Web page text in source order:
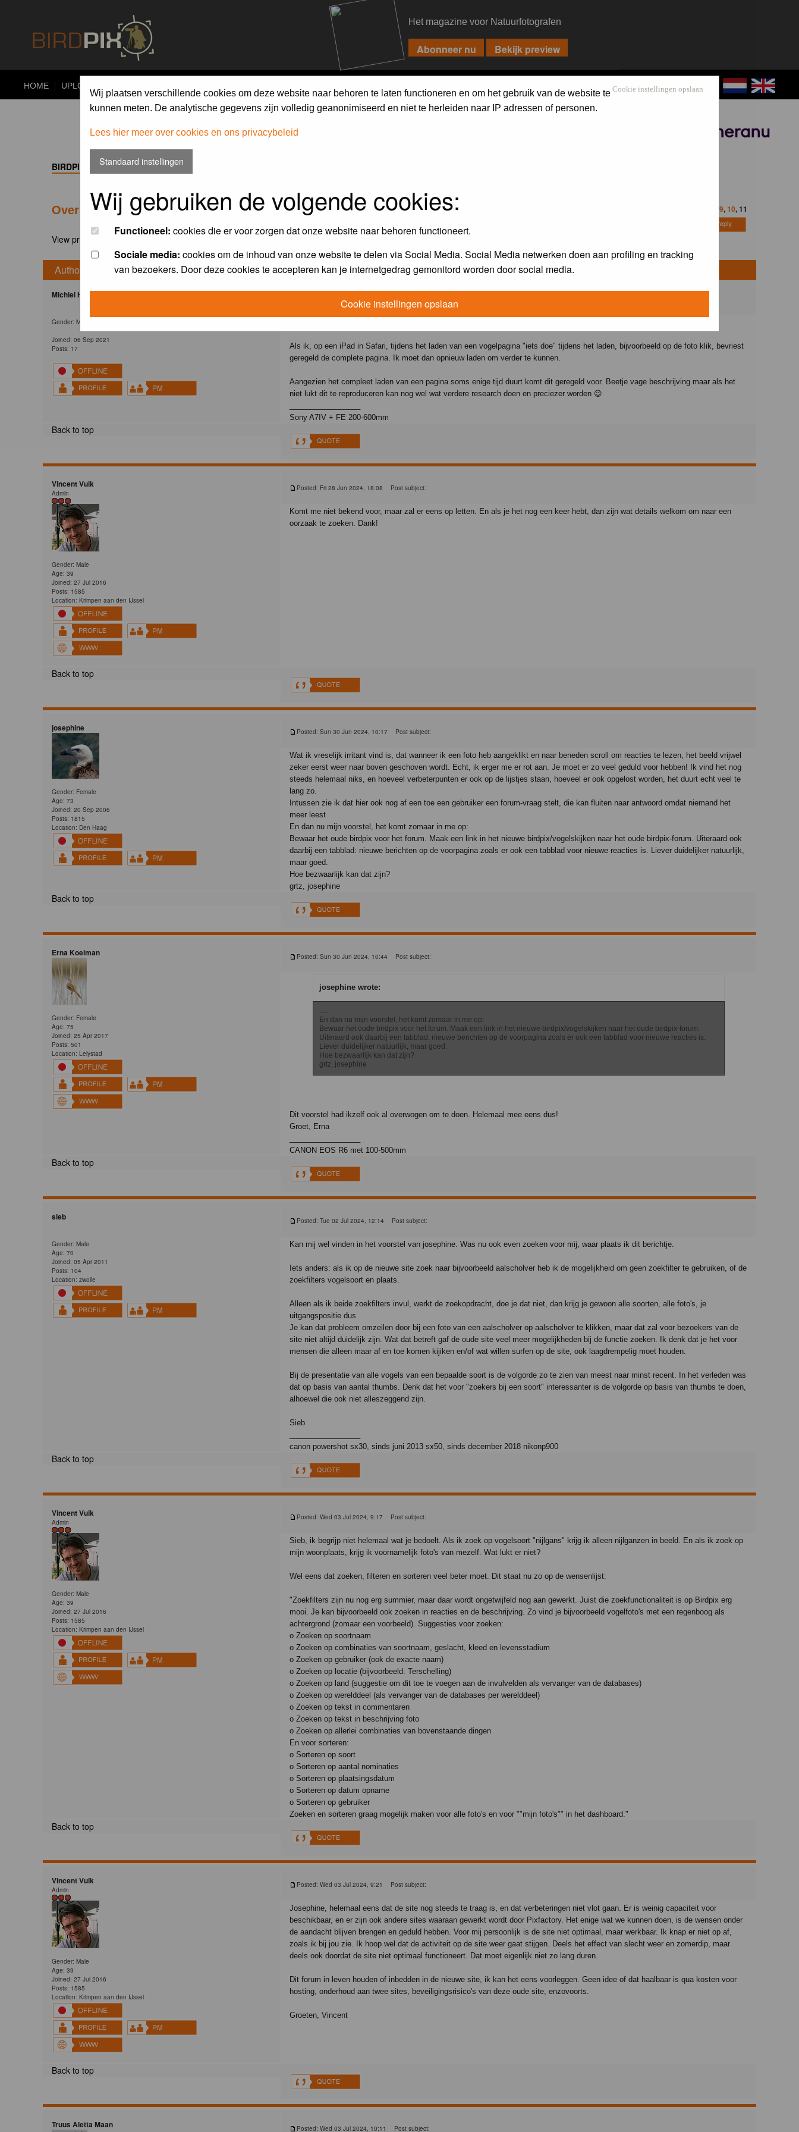
Het magazine voor Natuurfotografen
HOME UPLOAD Cookie instellingen opslaan
Wij plaatsen verschillende cookies om deze website naar behoren te laten functioneren en om het gebruik van de website te
kunnen meten. De analytische gegevens zijn volledig geanonimiseerd en niet te herleiden naar IP adressen of personen.
Lees hier meer over cookies en ons privacybeleid
Standaard instellingen
Wij gebruiken de volgende cookies:
Functioneel: cookies die er voor zorgen dat onze website naar behoren functioneert.
Sociale media: cookies om de inhoud van onze website te delen via Social Media. Social Media netwerken doen aan profiling en tracking
van bezoekers. Door deze cookies te accepteren kan je internetgedrag gemonitord worden door social media.
Cookie instellingen opslaan
BIRDPIX.NL FORUM INDEX->NIEUWS
Overstap naar het nieuwe Birdpix 9,10,11
View previous topic
Author Message
Michiel H.
Gender: Male
Joined: 06 Sep 2021
Posts: 17
Posted: Fri 28 Jun 2024, 16:57 Post subject:
Als ik, op een iPad in Safari, tijdens het laden van een vogelpagina "iets doe" tijdens het laden, bijvoorbeeld op de foto klik, bevriest
geregeld de complete pagina. Ik moet dan opnieuw laden om verder te kunnen.
Aangezien het compleet laden van een pagina soms enige tijd duurt komt dit geregeld voor. Beetje vage beschrijving maar als het
niet lukt dit te reproduceren kan nog wel wat verdere research doen en preciezer worden 😉
Sony A7IV + FE 200-600mm
Back to top
Vincent Vuik
Admin
Gender: Male
Age: 39
Joined: 27 Jul 2016
Posts: 1585
Location: Krimpen aan den IJssel
Posted: Fri 28 Jun 2024, 18:08 Post subject:
Komt me niet bekend voor, maar zal er eens op letten. En als je het nog een keer hebt, dan zijn wat details welkom om naar een
oorzaak te zoeken. Dank!
Back to top
josephine
Gender: Female
Age: 73
Joined: 20 Sep 2006
Posts: 1815
Location: Den Haag
Posted: Sun 30 Jun 2024, 10:17 Post subject:
Wat ik vreselijk irritant vind is, dat wanneer ik een foto heb aangeklikt en naar beneden scroll om reacties te lezen, het beeld vrijwel
zeker eerst weer naar boven geschoven wordt. Echt, ik erger me er rot aan. Je moet er zo veel geduld voor hebben! Ik vind het nog
steeds helemaal niks, en hoeveel verbeterpunten er ook op de lijstjes staan, hoeveel er ook opgelost worden, het duurt echt veel te
lang zo.
Intussen zie ik dat hier ook nog af een toe een gebruiker een forum-vraag stelt, die kan fluiten naar antwoord omdat niemand het
meer leest
En dan nu mijn voorstel, het komt zomaar in me op:
Bewaar het oude birdpix voor het forum. Maak een link in het nieuwe birdpix/vogelskijken naar het oude birdpix-forum. Uiteraard ook
daarbij een tabblad: nieuwe berichten op de voorpagina zoals er ook een tabblad voor nieuwe reacties is. Liever duidelijker natuurlijk,
maar goed.
Hoe bezwaarlijk kan dat zijn?
grtz, josephine
Back to top
Erna Koelman
Gender: Female
Age: 75
Joined: 25 Apr 2017
Posts: 501
Location: Lelystad
Posted: Sun 30 Jun 2024, 10:44 Post subject:
josephine wrote:
.....
En dan nu mijn voorstel, het komt zomaar in me op:
Bewaar het oude birdpix voor het forum. Maak een link in het nieuwe birdpix/vogelskijken naar het oude birdpix-forum.
Uiteraard ook daarbij een tabblad: nieuwe berichten op de voorpagina zoals er ook een tabblad voor nieuwe reacties is.
Liever duidelijker natuurlijk, maar goed.
Hoe bezwaarlijk kan dat zijn?
grtz, josephine
Dit voorstel had ikzelf ook al overwogen om te doen. Helemaal mee eens dus!
Groet, Erna
CANON EOS R6 met 100-500mm
Back to top
sieb
Gender: Male
Age: 70
Joined: 05 Apr 2011
Posts: 104
Location: zwolle
Posted: Tue 02 Jul 2024, 12:14 Post subject:
Kan mij wel vinden in het voorstel van josephine. Was nu ook even zoeken voor mij, waar plaats ik dit berichtje.
Iets anders: als ik op de nieuwe site zoek naar bijvoorbeeld aalscholver heb ik de mogelijkheid om geen zoekfilter te gebruiken, of de
zoekfilters vogelsoort en plaats.
Alleen als ik beide zoekfilters invul, werkt de zoekopdracht, doe je dat niet, dan krijg je gewoon alle soorten, alle foto's, je
uitgangspositie dus
Je kan dat probleem omzeilen door bij een foto van een aalscholver op aalscholver te klikken, maar dat zal voor bezoekers van de
site niet altijd duidelijk zijn. Wat dat betreft gaf de oude site veel meer mogelijkheden bij de functie zoeken. Ik denk dat je het voor
mensen die alleen maar af en toe komen kijiken en/of wat willen surfen op de site, ook laagdrempelig moet houden.
Bij de presentatie van alle vogels van een bepaalde soort is de volgorde zo te zien van meest naar minst recent. In het verleden was
dat op basis van aantal thumbs. Denk dat het voor "zoekers bij een soort" interessanter is de volgorde op basis van thumbs te doen,
alhoewel die ook niet alleszeggend zijn.
Sieb
canon powershot sx30, sinds juni 2013 sx50, sinds december 2018 nikonp900
Back to top
Vincent Vuik
Admin
Gender: Male
Age: 39
Joined: 27 Jul 2016
Posts: 1585
Location: Krimpen aan den IJssel
Posted: Wed 03 Jul 2024, 9:17 Post subject:
Sieb, ik begrijp niet helemaal wat je bedoelt. Als ik zoek op vogelsoort "nijlgans" krijg ik alleen nijlganzen in beeld. En als ik zoek op
mijn woonplaats, krijg ik voornamelijk foto's van mezelf. Wat lukt er niet?
Wel eens dat zoeken, filteren en sorteren veel beter moet. Dit staat nu zo op de wensenlijst:
"Zoekfilters zijn nu nog erg summier, maar daar wordt ongetwijfeld nog aan gewerkt. Juist die zoekfunctionaliteit is op Birdpix erg
mooi. Je kan bijvoorbeeld ook zoeken in reacties en de beschrijving. Zo vind je bijvoorbeeld vogelfoto's met een regenboog als
achtergrond (zomaar een voorbeeld). Suggesties voor zoeken:
o Zoeken op soortnaam
o Zoeken op combinaties van soortnaam, geslacht, kleed en levensstadium
o Zoeken op gebruiker (ook de exacte naam)
o Zoeken op locatie (bijvoorbeeld: Terschelling)
o Zoeken op land (suggestie om dit toe te voegen aan de invulvelden als vervanger van de databases)
o Zoeken op werelddeel (als vervanger van de databases per werelddeel)
o Zoeken op tekst in commentaren
o Zoeken op tekst in beschrijving foto
o Zoeken op allerlei combinaties van bovenstaande dingen
En voor sorteren:
o Sorteren op soort
o Sorteren op aantal nominaties
o Sorteren op plaatsingsdatum
o Sorteren op datum opname
o Sorteren op gebruiker
Zoeken en sorteren graag mogelijk maken voor alle foto's en voor ""mijn foto's"" in het dashboard."
Back to top
Vincent Vuik
Admin
Gender: Male
Age: 39
Joined: 27 Jul 2016
Posts: 1585
Location: Krimpen aan den IJssel
Posted: Wed 03 Jul 2024, 9:21 Post subject:
Josephine, helemaal eens dat de site nog steeds te traag is, en dat verbeteringen niet vlot gaan. Er is weinig capaciteit voor
beschikbaar, en er zijn ook andere sites waaraan gewerkt wordt door Pixfactory. Het enige wat we kunnen doen, is de wensen onder
de aandacht blijven brengen en geduld hebben. Voor mij persoonlijk is de site niet optimaal, maar werkbaar. Ik knap er niet op af,
zoals ik bij jou zie. Ik hoop wel dat de activiteit op de site weer gaat stijgen. Deels het effect van slecht weer en zomerdip, maar
deels ook doordat de site niet optimaal functioneert. Dat moet eigenlijk niet zo lang duren.
Dit forum in leven houden of inbedden in de nieuwe site, ik kan het eens voorleggen. Geen idee of dat haalbaar is qua kosten voor
hosting, onderhoud aan twee sites, beveiligingsrisico's van deze oude site, enzovoorts.
Groeten, Vincent
Back to top
Truus Aletta Maan Posted: Wed 03 Jul 2024, 10:11 Post subject: